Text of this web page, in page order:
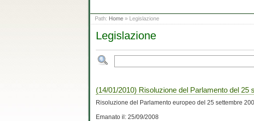
Path: Home» Legislazione
Legislazione
(14/01/2010) Risoluzione del Parlamento del
Risoluzione del Parlamento europeo del 25 settembre
Emanato il: 25/09/2008